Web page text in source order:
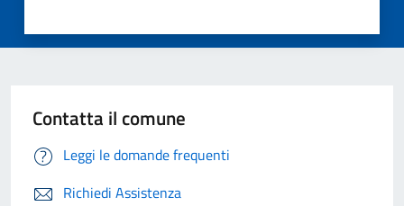
Contatta il comune
Leggi le domande frequenti
Richiedi Assistenza